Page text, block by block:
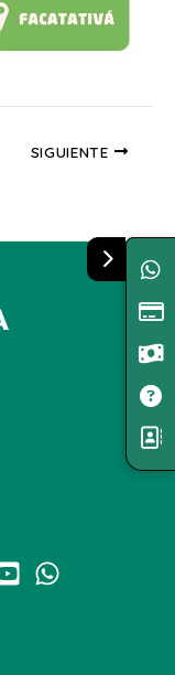
SIGUIENTE